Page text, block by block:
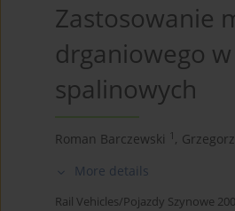
Zastosowanie
drganiowego
spalinowych
Roman Barczewski 1 ,
More details
Rail Vehicles/Pojazdy Szynowe